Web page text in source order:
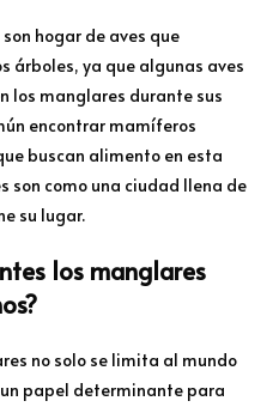
hogar de aves que
árboles, ya que algunas aves
los manglares durante sus
encontrar mamíferos
buscan alimento en esta
son como una ciudad llena de
su lugar.
los manglares
no solo se limita al mundo
papel determinante para